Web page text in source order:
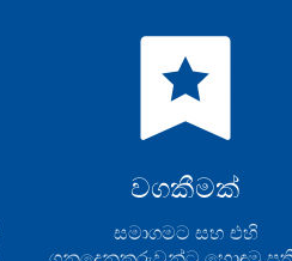
වගකීමක්
සමාගමට සහ එහි